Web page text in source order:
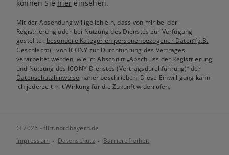
können Sie hier einsehen.
Mit der Absendung willige ich ein, dass von mir bei der
Registrierung oder bei Nutzung des Dienstes zur Verfügung
gestellte„besondere Kategorien personenbezogener Daten“(z.B.
Geschlecht) , von ICONY zur Durchführung des Vertrages
verarbeitet werden, wie im Abschnitt „Abschluss der Registrierung
und Nutzung des ICONY-Dienstes (Vertragsdurchführung)“ der
Datenschutzhinweise näher beschrieben. Diese Einwilligung kann
ich jederzeit mit Wirkung für die Zukunft widerrufen.
© 2026 - flirt.nordbayern.de
Impressum
Datenschutz Barrierefreiheit